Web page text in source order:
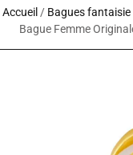
Accueil / Bagues
Bague Femme